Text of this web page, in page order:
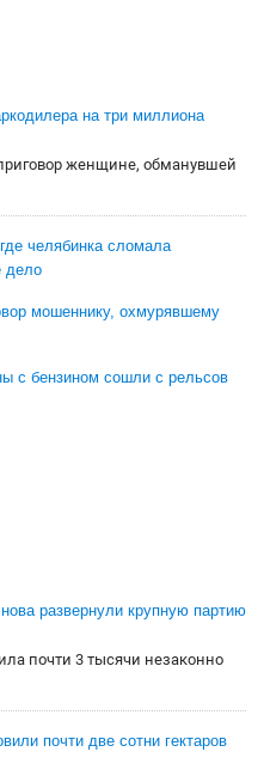
на три миллиона
женщине, обманувшей
челябинка сломала
дело
мошеннику, охмурявшему
с бензином сошли с рельсов
развернули крупную партию
почти 3 тысячи незаконно
почти две сотни гектаров